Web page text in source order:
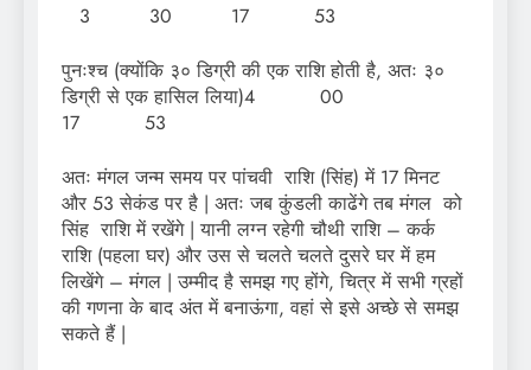
3 30 17 53
पुनःश्च (क्योंकि ३० डिग्री की एक राशि होती है, अतः ३०
डिग्री से एक हासिल लिया)4 00
17 53
अतः मंगल जन्म समय पर पांचवी राशि (सिंह) में 17 मिनट
और 53 सेकंड पर है | अतः जब कुंडली काढेंगे तब मंगल को
सिंह राशि में रखेंगे | यानी लग्न रहेगी चौथी राशि – कर्क
राशि (पहला घर) और उस से चलते चलते दुसरे घर में हम
लिखेंगे – मंगल | उम्मीद है समझ गए होंगे, चित्र में सभी ग्रहों
की गणना के बाद अंत में बनाऊंगा, वहां से इसे अच्छे से समझ
सकते हैं |